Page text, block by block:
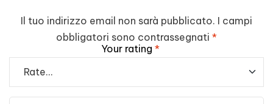
Il tuo indirizzo email non sarà pubblicato. I campi
obbligatori sono contrassegnati *
Your rating *